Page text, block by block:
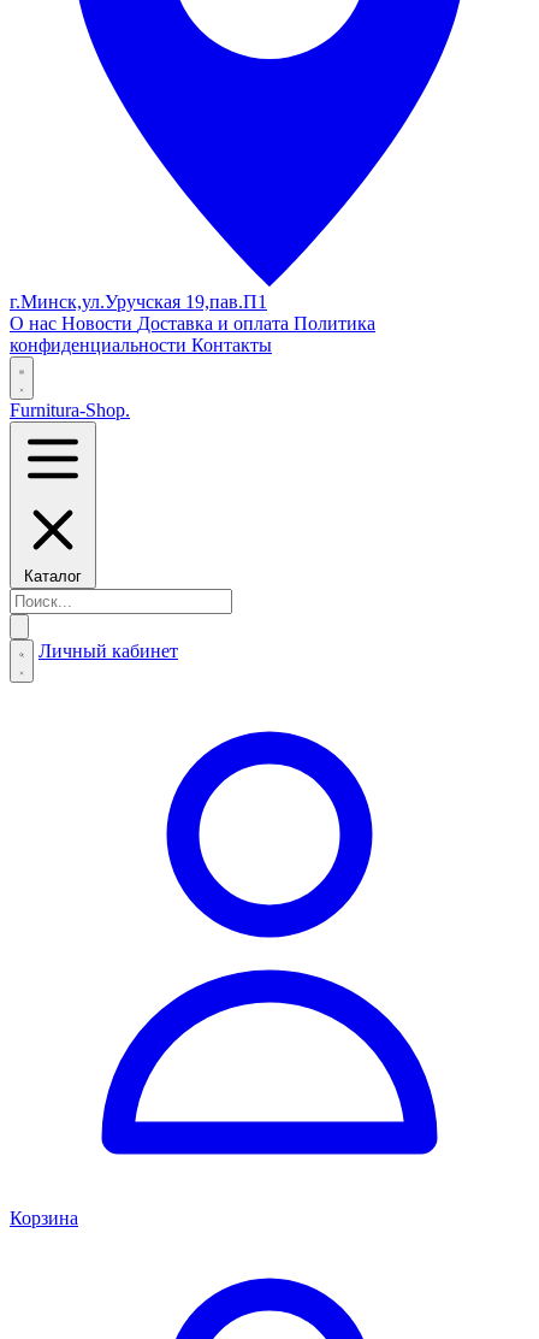
г.Минск,ул.Уручская 19,пав.П1
О нас Новости Доставка и оплата Политика
конфиденциальности Контакты
Furnitura-Shop.
Каталог
Личный кабинет
Корзина